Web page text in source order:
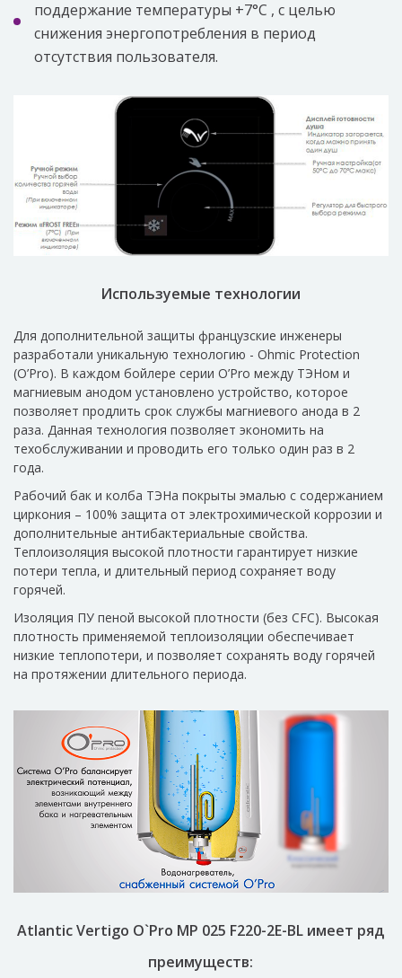
поддержание температуры +7°C , с целью
снижения энергопотребления в период
отсутствия пользователя.
Используемые технологии
Для дополнительной защиты французские инженеры
разработали уникальную технологию - Ohmic Protection
(O’Pro). В каждом бойлере серии O’Pro между ТЭНом и
магниевым анодом установлено устройство, которое
позволяет продлить срок службы магниевого анода в 2
раза. Данная технология позволяет экономить на
техобслуживании и проводить его только один раз в 2
года.
Рабочий бак и колба ТЭНа покрыты эмалью с содержанием
циркония – 100% защита от электрохимической коррозии и
дополнительные антибактериальные свойства.
Теплоизоляция высокой плотности гарантирует низкие
потери тепла, и длительный период сохраняет воду
горячей.
Изоляция ПУ пеной высокой плотности (без CFC). Высокая
плотность применяемой теплоизоляции обеспечивает
низкие теплопотери, и позволяет сохранять воду горячей
на протяжении длительного периода.
Atlantic Vertigo O`Pro MP 025 F220-2E-BL имеет ряд
преимуществ: